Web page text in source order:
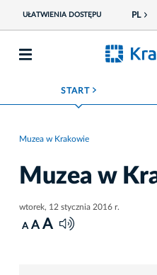
UŁATWIENIA DOSTĘPU PL
START ROZWIŃ MENU
Muzea w Krakowie
Muzea w
wtorek, 12 stycznia 2016 r.
A A A